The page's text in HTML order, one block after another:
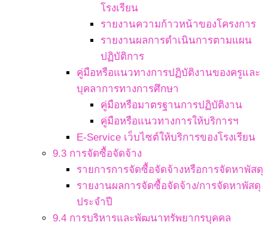
โรงเรียน
รายงานความก้าวหน้าของโครงการ
รายงานผลการดำเนินการตามแผน
ปฏิบัติการ
คู่มือหรือแนวทางการปฏิบัติงานของครูและ
บุคลาการทางการศึกษา
คู่มือหรือมาตรฐานการปฏิบัติงาน
คู่มือหรือแนวทางการให้บริการฯ
E-Service เว็บไซต์ให้บริการของโรงเรียน
9.3 การจัดซื้อจัดจ้าง
รายการการจัดซื้อจัดจ้างหรือการจัดหาพัสดุ
รายงานผลการจัดซื้อจัดจ้าง/การจัดหาพัสดุ
ประจำปี
9.4 การบริหารและพัฒนาทรัพยากรบุคคล